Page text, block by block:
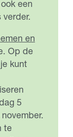
een
verder.
en
Op de
kunt
5
te